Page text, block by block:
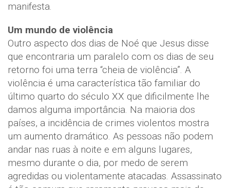
manifesta.
Um mundo de violência
Outro aspecto dos dias de Noé que Jesus disse
que encontraria um paralelo com os dias de seu
retorno foi uma terra “cheia de violência”. A
violência é uma característica tão familiar do
último quarto do século XX que dificilmente lhe
damos alguma importância. Na maioria dos
países, a incidência de crimes violentos mostra
um aumento dramático. As pessoas não podem
andar nas ruas à noite e em alguns lugares,
mesmo durante o dia, por medo de serem
agredidas ou violentamente atacadas. Assassinato